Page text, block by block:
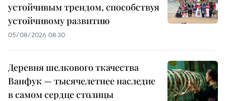
устойчивым трендом, способствуя
устойчивому развитию
05/08/2026 08:30
Деревня шелкового ткачества
Ванфук — тысячелетнее наследие
в самом сердце столицы